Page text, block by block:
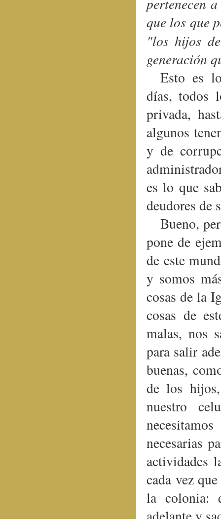
que los que
"los hijos
generación
Esto es
días, todos
privada,
algunos
y de
es lo que
deudores de
Bueno,
pone de
de este
y somos
cosas de la
cosas de
malas, nos
para salir
buenas,
de los
nuestro
necesarias
actividades
cada vez
la colonia: